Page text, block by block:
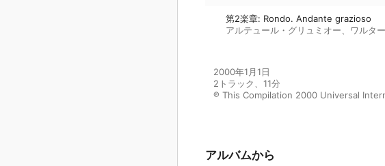
第2楽章: Rondo. Andante grazioso
アルテュール・グリュミオー
ワルタ
2000年1月1日
2トラック、11分
℗ This Compilation 2000 Universal
アルバムから